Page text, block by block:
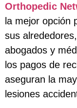
Orthopedic
la mejor opción
sus
abogados y
los pagos de
aseguran la
lesiones